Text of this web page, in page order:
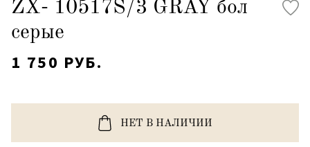
ZX- 10517S/3 GRAY бол
серые
1 750 РУБ.
НЕТ В НАЛИЧИИ